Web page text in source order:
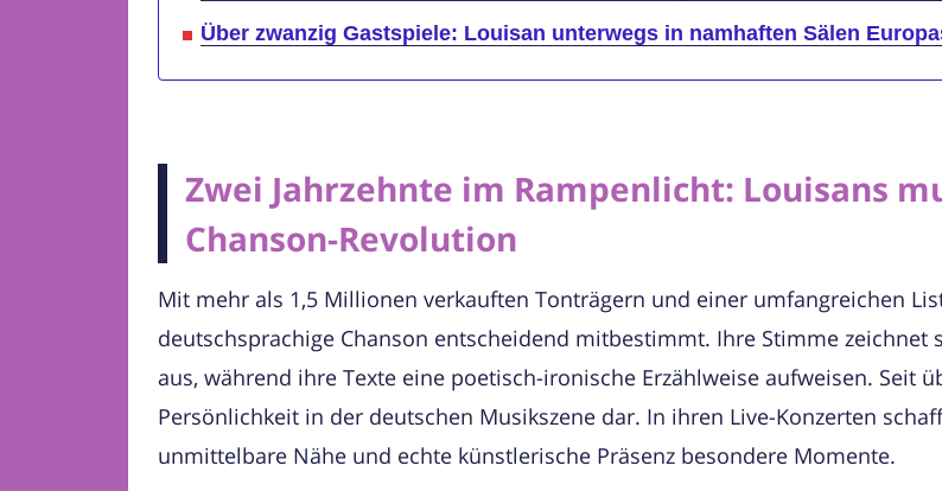
Über zwanzig Gastspiele: Louisan unterwegs in namhaften Sälen
Zwei Jahrzehnte im Rampenlicht: Louisans
Chanson-Revolution
Mit mehr als 1,5 Millionen verkauften Tonträgern und einer umfangreichen
deutschsprachige Chanson entscheidend mitbestimmt. Ihre Stimme
aus, während ihre Texte eine poetisch-ironische Erzählweise aufweisen. Seit
Persönlichkeit in der deutschen Musikszene dar. In ihren Live-Konzerten
unmittelbare Nähe und echte künstlerische Präsenz besondere Momente.